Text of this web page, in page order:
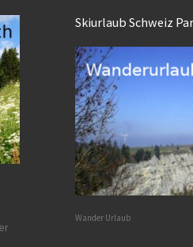
Skiurlaub Schweiz
Wander Urlaub